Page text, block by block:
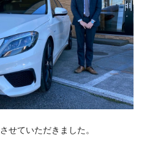
せていただきました。